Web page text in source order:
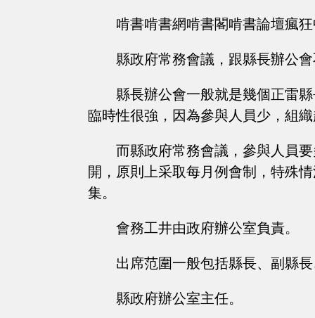
啃書啃書網啃書閣啃書論壇瘋
縣政府常務會議，跟縣長辦公
縣長辦公會一般就是幾個正雷
臨時性很強，因為參與人員少，組
而縣政府常務會議，參與人員
開，原則上采取每月例會制，特殊
集。
會務工井由政府辦公室負責。
出席范圍一般包括縣長、副縣
縣政府辦公室主任。